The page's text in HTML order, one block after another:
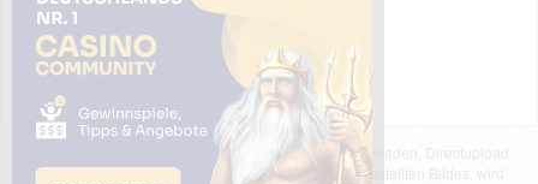
Das dargestellte Bild wurde von einem Nutzer hochgeladen. Directupload
übernimmt keinerlei Haftung für den Inhalt des dargestellten Bildes, wird